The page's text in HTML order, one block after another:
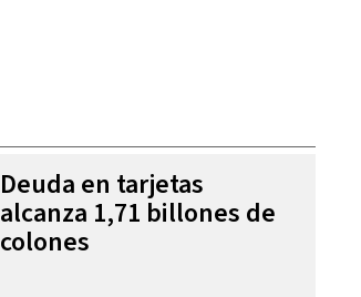
Deuda en tarjetas
alcanza 1,71 billones de
colones